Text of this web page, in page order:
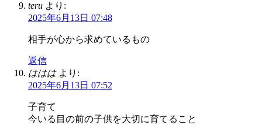
teru より:
2025年6月13日 07:48
相手が心から求めているもの
返信
ははは より:
2025年6月13日 07:52
子育て
今いる目の前の子供を大切に育てること